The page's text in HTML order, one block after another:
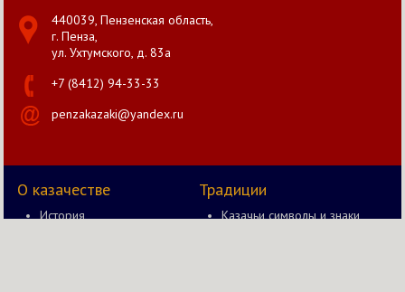
440039, Пензенская область,
г. Пенза,
ул. Ухтумского, д. 83а
+7 (8412) 94-33-33
penzakazaki@yandex.ru
О казачестве
История
Традиции
Казачьи символы и знаки